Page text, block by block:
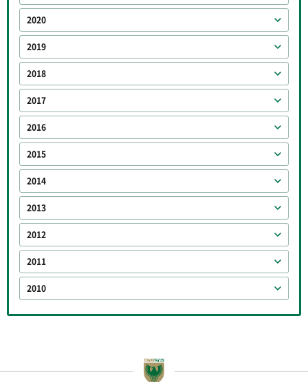
2020
2019
2018
2017
2016
2015
2014
2013
2012
2011
2010